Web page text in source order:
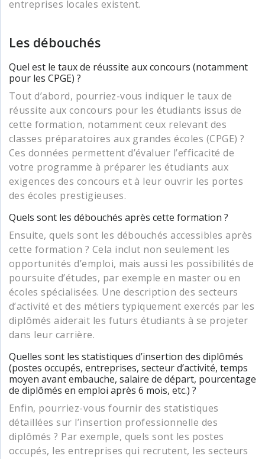
entreprises locales existent.
Les débouchés
Quel est le taux de réussite aux concours (notamment
pour les CPGE) ?
Tout d’abord, pourriez-vous indiquer le taux de
réussite aux concours pour les étudiants issus de
cette formation, notamment ceux relevant des
classes préparatoires aux grandes écoles (CPGE) ?
Ces données permettent d’évaluer l’efficacité de
votre programme à préparer les étudiants aux
exigences des concours et à leur ouvrir les portes
des écoles prestigieuses.
Quels sont les débouchés après cette formation ?
Ensuite, quels sont les débouchés accessibles après
cette formation ? Cela inclut non seulement les
opportunités d’emploi, mais aussi les possibilités de
poursuite d’études, par exemple en master ou en
écoles spécialisées. Une description des secteurs
d’activité et des métiers typiquement exercés par les
diplômés aiderait les futurs étudiants à se projeter
dans leur carrière.
Quelles sont les statistiques d’insertion des diplômés
(postes occupés, entreprises, secteur d’activité, temps
moyen avant embauche, salaire de départ, pourcentage
de diplômés en emploi après 6 mois, etc.) ?
Enfin, pourriez-vous fournir des statistiques
détaillées sur l’insertion professionnelle des
diplômés ? Par exemple, quels sont les postes
occupés, les entreprises qui recrutent, les secteurs